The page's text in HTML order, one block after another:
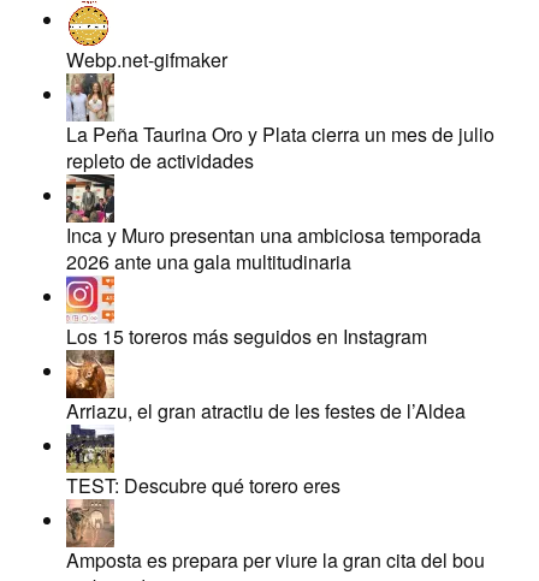
Webp.net-gifmaker
La Peña Taurina Oro y Plata cierra un mes de julio
repleto de actividades
Inca y Muro presentan una ambiciosa temporada
2026 ante una gala multitudinaria
Los 15 toreros más seguidos en Instagram
Arriazu, el gran atractiu de les festes de l’Aldea
TEST: Descubre qué torero eres
Amposta es prepara per viure la gran cita del bou